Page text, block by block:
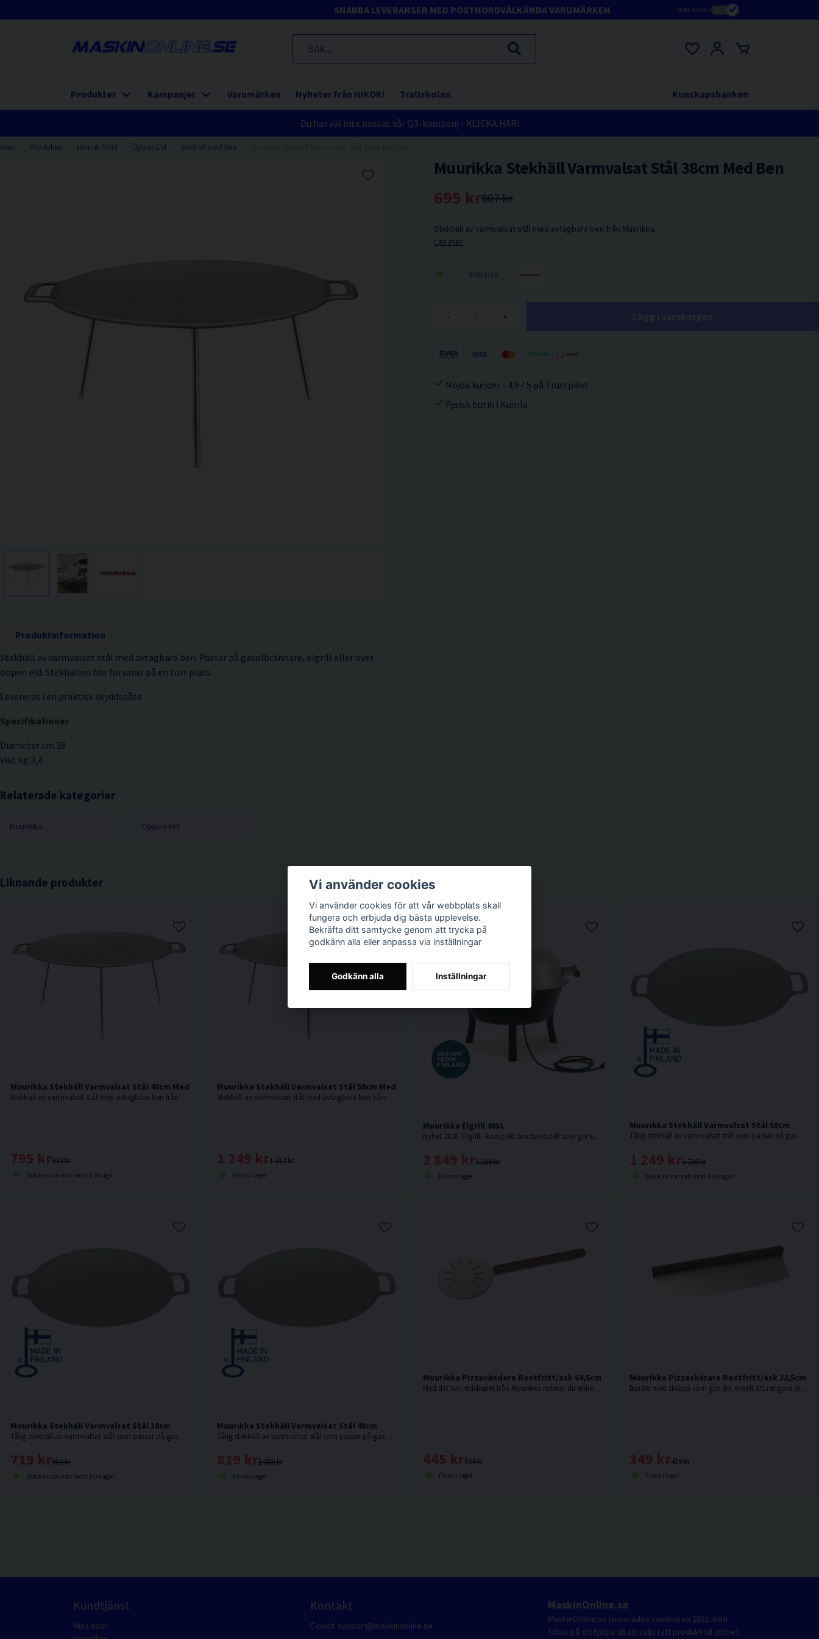
SNABBA LEVERANSER MED POSTNORDVÄLKÄNDA VARUMÄRKEN Inkl.moms
Produkter Kampanjer Varumärken Nyheter från HiKOKI Trallskolan Kunskapsbanken
Du har väl inte missat vår Q3-kampanj - KLICKA HÄR!
Hem Produkter Hem & Fritid Öppen Eld Stekhäll med Ben
Produktinformation
Stekhäll av varmvalsat stål med avtagbara ben. Passar på gasolbrännare, elgrill eller över
öppen eld. Stekhällen bör förvaras på en torr plats.
Levereras i en praktisk skyddspåse
Specifikationer
Diameter cm 38
Vikt kg 3,4
Relaterade kategorier
Muurikka Öppen Eld
Muurikka Stekhäll Varmvalsat Stål 38cm Med Ben
807 kr
695 kr
Stekhäll av varmvalsat stål med avtagbara ben från Muurikka.
Läs mer
54010150
- +
Nöjda kunder - 4.9 / 5 på Trustpilot
Fysisk butik i Kumla
Liknande produkter
Muurikka Stekhäll Varmvalsat Stål 48cm Med Ben
Stekhäll av varmvalsat stål med avtagbara ben från Muurikka.
913 kr
795 kr
Skickas normalt inom 1-3 dagar
Muurikka Stekhäll Varmvalsat Stål 58cm Med Ben
Stekhäll av varmvalsat stål med avtagbara ben från Muurikka.
1 312 kr
1 249 kr
Finns i lager
Muurikka Elgrill 48SL
Nyhet 2026. Elgrill i kompakt bordsmodell som ger klassisk grillkänsla oavsett var du befinner dig.
3 189 kr
2 849 kr
Finns i lager
Q3 KAMPANJ
Muurikka Stekhäll Varmvalsat Stål 58cm
Tålig stekhäll av varmvalsat stål som passar på gasolbrännare, elgrill eller över öppen eld.
1 719 kr
1 249 kr
Skickas normalt inom 1-3 dagar
Muurikka Stekhäll Varmvalsat Stål 38cm
Tålig stekhäll av varmvalsat stål som passar på gasolbrännare, elgrill eller över öppen eld.
963 kr
719 kr
Skickas normalt inom 1-3 dagar
Muurikka Stekhäll Varmvalsat Stål 48cm
Tålig stekhäll av varmvalsat stål som passar på gasolbrännare, elgrill eller över öppen eld.
1 080 kr
819 kr
Finns i lager
Muurikka Pizzavändare Rostfritt/ask 64,5cm
Med det här redskapet från Muurikka roterar du enkelt pizzan under gräddningen för en jämnt krispig botten.
534 kr
445 kr
Finns i lager
Muurikka Pizzaskärare Rostfritt/ask 32,5cm
Borste med skrapa som gör det enkelt att rengöra din pizzaugn.
419 kr
349 kr
Finns i lager
Kundtjänst
Mina sidor
Kontakt
E-post: support@maskinonline.se
MaskinOnline.se
MaskinOnline.se lanserades sommaren 2021 med
fokus på att hjälpa till att välja rätt produkt till jobbet
Vi använder cookies
Vi använder cookies för att vår webbplats skall
fungera och erbjuda dig bästa upplevelse.
Bekräfta ditt samtycke genom att trycka på
godkänn alla eller anpassa via inställningar
Godkänn alla Inställningar